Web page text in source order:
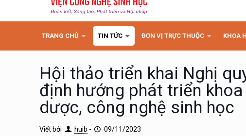
TRANG CHỦ TIN TỨC ĐƠN VỊ TRỰC THUỘC KHOA
Hội thảo triển khai Nghị
định hướng phát triển
dược, công nghệ sinh học
Viết bởi huib - 09/11/2023